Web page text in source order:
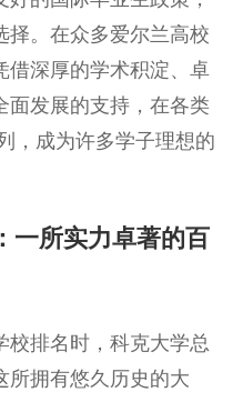
择。在众多爱尔兰高校
借深厚的学术积淀、卓
面发展的支持，在各类
，成为许多学子理想的
一所实力卓著的百
校排名时，科克大学总
所拥有悠久历史的大